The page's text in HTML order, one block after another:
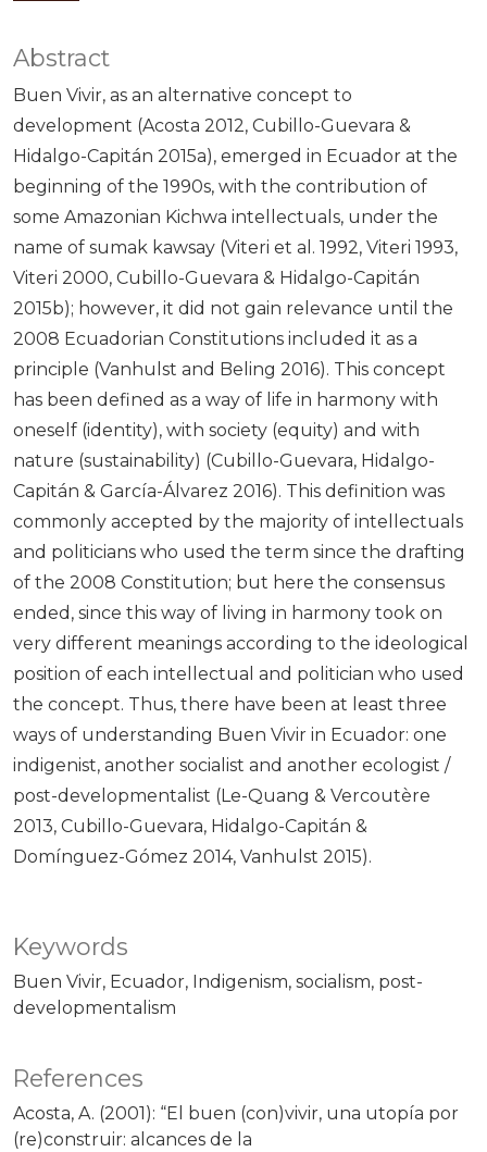
Keywords
Buen Vivir Ecuador Indigenism socialism post-
developmentalism
Abstract
Buen Vivir, as an alternative concept to
development (Acosta 2012, Cubillo-Guevara &
Hidalgo-Capitán 2015a), emerged in Ecuador at the
beginning of the 1990s, with the contribution of
some Amazonian Kichwa intellectuals, under the
name of sumak kawsay (Viteri et al. 1992, Viteri 1993,
Viteri 2000, Cubillo-Guevara & Hidalgo-Capitán
2015b); however, it did not gain relevance until the
2008 Ecuadorian Constitutions included it as a
principle (Vanhulst and Beling 2016). This concept
has been defined as a way of life in harmony with
oneself (identity), with society (equity) and with
nature (sustainability) (Cubillo-Guevara, Hidalgo-
Capitán & García-Álvarez 2016). This definition was
commonly accepted by the majority of intellectuals
and politicians who used the term since the drafting
of the 2008 Constitution; but here the consensus
ended, since this way of living in harmony took on
very different meanings according to the ideological
position of each intellectual and politician who used
the concept. Thus, there have been at least three
ways of understanding Buen Vivir in Ecuador: one
indigenist, another socialist and another ecologist /
post-developmentalist (Le-Quang & Vercoutère
2013, Cubillo-Guevara, Hidalgo-Capitán &
Domínguez-Gómez 2014, Vanhulst 2015).
References
Acosta, A. (2001): “El buen (con)vivir, una utopía por
(re)construir: alcances de la